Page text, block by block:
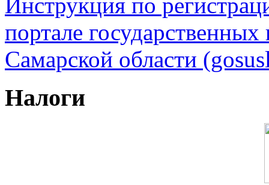
портале
Самарской области
Налоги